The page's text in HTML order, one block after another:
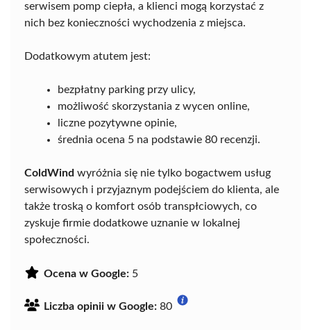
serwisem pomp ciepła, a klienci mogą korzystać z
nich bez konieczności wychodzenia z miejsca.
Dodatkowym atutem jest:
bezpłatny parking przy ulicy,
możliwość skorzystania z wycen online,
liczne pozytywne opinie,
średnia ocena 5 na podstawie 80 recenzji.
ColdWind wyróżnia się nie tylko bogactwem usług
serwisowych i przyjaznym podejściem do klienta, ale
także troską o komfort osób transpłciowych, co
zyskuje firmie dodatkowe uznanie w lokalnej
społeczności.
Ocena w Google: 5
Liczba opinii w Google: 80